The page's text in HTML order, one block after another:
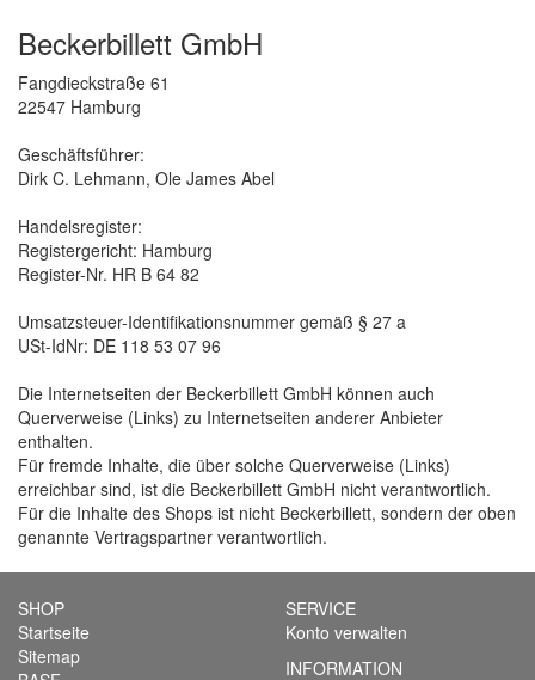
Beckerbillett GmbH
Fangdieckstraße 61
22547 Hamburg
Geschäftsführer:
Dirk C. Lehmann, Ole James Abel
Handelsregister:
Registergericht: Hamburg
Register-Nr. HR B 64 82
Umsatzsteuer-Identifikationsnummer gemäß § 27 a
USt-IdNr: DE 118 53 07 96
Die Internetseiten der Beckerbillett GmbH können auch
Querverweise (Links) zu Internetseiten anderer Anbieter
enthalten.
Für fremde Inhalte, die über solche Querverweise (Links)
erreichbar sind, ist die Beckerbillett GmbH nicht verantwortlich.
Für die Inhalte des Shops ist nicht Beckerbillett, sondern der oben
genannte Vertragspartner verantwortlich.
SHOP
Startseite
Sitemap
SERVICE
Konto verwalten
INFORMATION